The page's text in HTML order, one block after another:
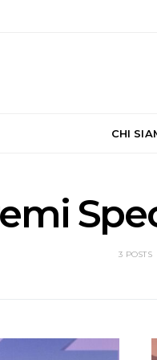
CHI
3 POSTS